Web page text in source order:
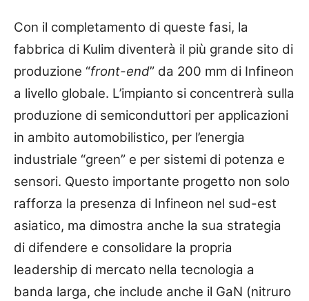
Con il completamento di queste fasi, la
fabbrica di Kulim diventerà il più grande sito di
produzione “front-end” da 200 mm di Infineon
a livello globale. L’impianto si concentrerà sulla
produzione di semiconduttori per applicazioni
in ambito automobilistico, per l’energia
industriale “green” e per sistemi di potenza e
sensori. Questo importante progetto non solo
rafforza la presenza di Infineon nel sud-est
asiatico, ma dimostra anche la sua strategia
di difendere e consolidare la propria
leadership di mercato nella tecnologia a
banda larga, che include anche il GaN (nitruro